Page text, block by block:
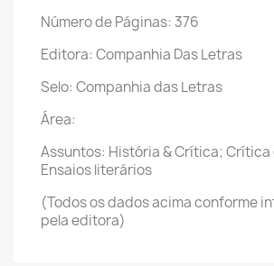
Número de Páginas: 376
Editora: Companhia Das Letras
Selo: Companhia das Letras
Área:
Assuntos: História & Crítica; Crítica
Ensaios literários
(Todos os dados acima conforme
pela editora)